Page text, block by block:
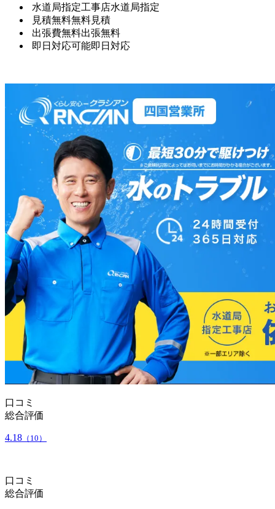
水道局指定工事店水道局指定
見積無料無料見積
出張費無料出張無料
即日対応可能即日対応
口コミ
総合評価
4.18 （10）
口コミ
総合評価